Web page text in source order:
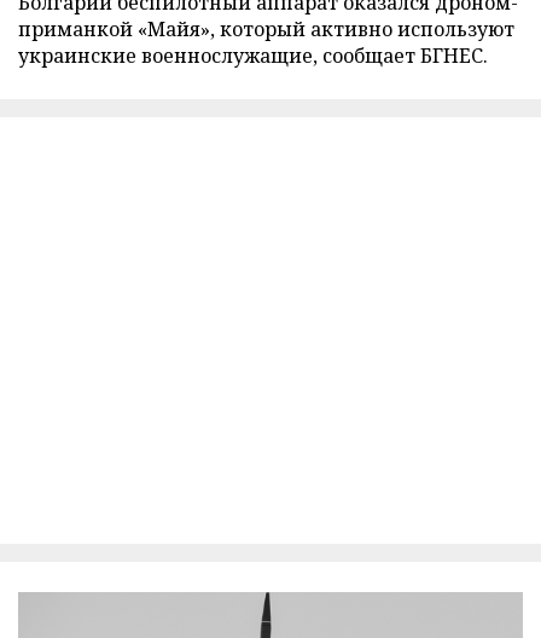
приманкой «Майя», который активно используют
украинские военнослужащие, сообщает БГНЕС.